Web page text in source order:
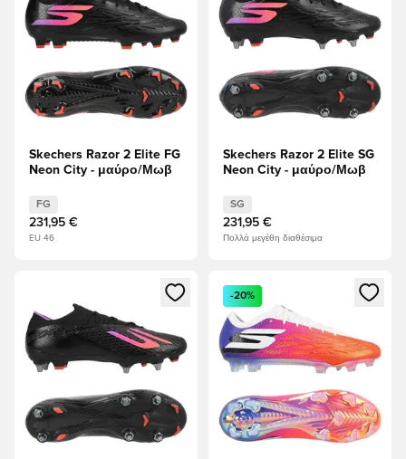
Skechers Razor 2 Elite FG
Neon City - μαύρο/Μωβ
FG
231,95 €
EU 46
Skechers Razor 2 Elite SG
Neon City - μαύρο/Μωβ
SG
231,95 €
Πολλά μεγέθη διαθέσιμα
Ανοίγει ένα Modal για να συνδεθείτε ή να εγγραφείτε ως
Ανοίγει ένα Modal για να
-20%